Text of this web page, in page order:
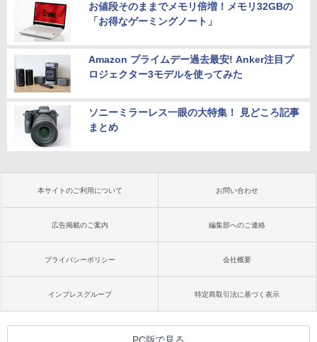
お値段そのままでメモリ倍増！メモリ32GBの
「お得なゲーミングノート」
Amazon プライムデー過去最安! Anker注目プ
ロジェクター3モデルを使ってみた
ソニーミラーレス一眼の大特集！ 見どころ記事
まとめ
本サイトのご利用について お問い合わせ
広告掲載のご案内 編集部へのご連絡
プライバシーポリシー 会社概要
インプレスグループ 特定商取引法に基づく表示